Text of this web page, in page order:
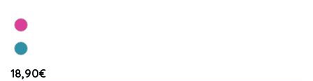
18,90€